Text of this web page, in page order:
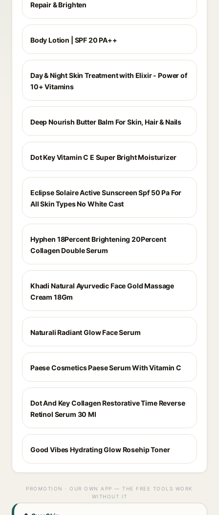
Repair & Brighten
Body Lotion | SPF 20 PA++
Day & Night Skin Treatment with Elixir - Power of
10+ Vitamins
Deep Nourish Butter Balm For Skin, Hair & Nails
Dot Key Vitamin C E Super Bright Moisturizer
Eclipse Solaire Active Sunscreen Spf 50 Pa For
All Skin Types No White Cast
Hyphen 18Percent Brightening 20Percent
Collagen Double Serum
Khadi Natural Ayurvedic Face Gold Massage
Cream 18Gm
Naturali Radiant Glow Face Serum
Paese Cosmetics Paese Serum With Vitamin C
Dot And Key Collagen Restorative Time Reverse
Retinol Serum 30 Ml
Good Vibes Hydrating Glow Rosehip Toner
PROMOTION · OUR OWN APP — THE FREE TOOLS WORK
WITHOUT IT